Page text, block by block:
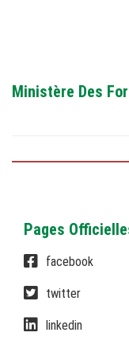
Ministère Des
Pages
facebook
twitter
linkedin